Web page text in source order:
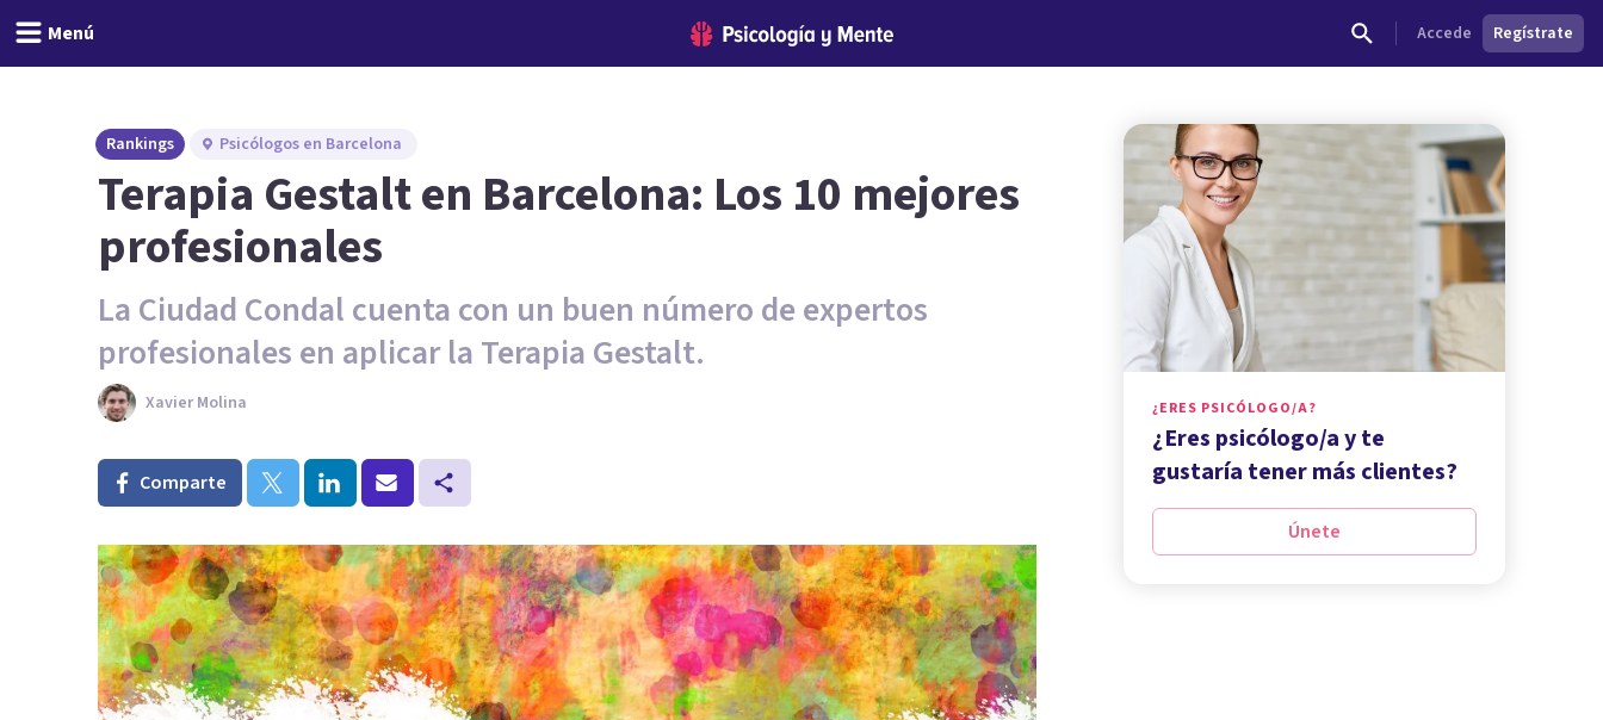
Menú Accede Regístrate
Rankings Psicólogos en Barcelona
Terapia Gestalt en Barcelona: Los 10 mejores
profesionales
La Ciudad Condal cuenta con un buen número de expertos
profesionales en aplicar la Terapia Gestalt.
Xavier Molina
Comparte
¿ERES PSICÓLOGO/A?
¿Eres psicólogo/a y te
gustaría tener más clientes?
Únete